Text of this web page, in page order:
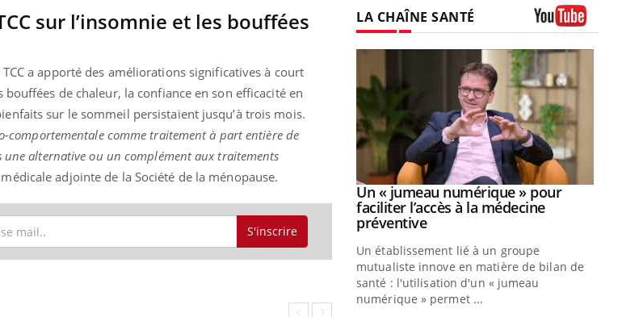
sur l’insomnie et les bouffées
TCC a apporté des améliorations significatives à court
de chaleur, la confiance en son efficacité en
sur le sommeil persistaient jusqu’à trois mois.
comme traitement à part entière de
alternative ou un complément aux traitements
adjointe de la Société de la ménopause.
S'inscrire
LA CHAÎNE SANTÉ
Youtube
pour de
de
Youtube
Un « jumeau numérique » pour
faciliter l’accès à la médecine
préventiveYoutube
Un établissement lié à un groupe
mutualiste innove en matière de bilan de
santé : l'utilisation d'un « jumeau
numérique » permet ...
Youtube
COUP DE FOOD sur le diabèteYoutube
Coup de food sur le diabète, c'est votre
nouveau rendez-vous culinaire qui
bouscule les idées reçues ! Dans cet
épisode, une ...